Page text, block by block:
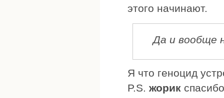
этого начинают.
Да и вообще
Я что геноцид
P.S. жорик